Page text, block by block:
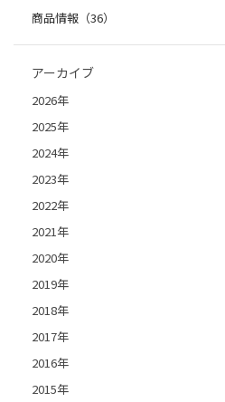
商品情報（36）
アーカイブ
2026年
2025年
2024年
2023年
2022年
2021年
2020年
2019年
2018年
2017年
2016年
2015年